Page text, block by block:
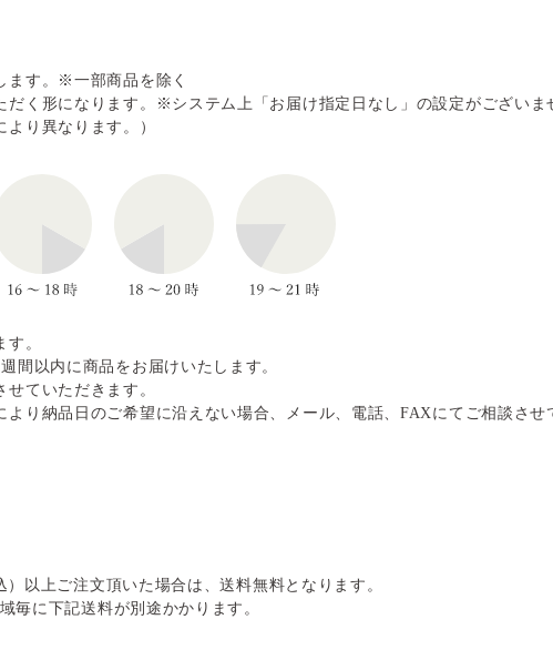
ます。※一部商品を除く
だく形になります。※システム上「お届け指定日なし」の設定がございま
より異なります。）
。
間以内に商品をお届けいたします。
ていただきます。
り納品日のご希望に沿えない場合、メール、電話、FAXにてご相談さ
以上ご注文頂いた場合は、送料無料となります。
毎に下記送料が別途かかります。